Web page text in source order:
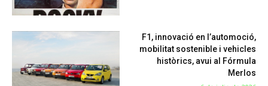
F1, innovació en l’automoció,
mobilitat sostenible i vehicles
històrics, avui al Fórmula
Merlos